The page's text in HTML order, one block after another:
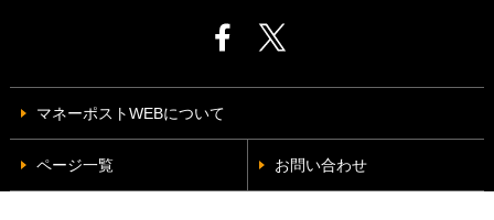
マネーポストWEBについて
ページ一覧 お問い合わせ